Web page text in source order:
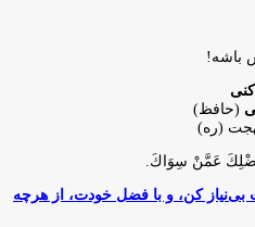
باشه!
(حافظ)
(ره)
عَمَّنْ سِوَاكَ‏.
بی‌نیاز کن، و با فضل خودت، از هرچه